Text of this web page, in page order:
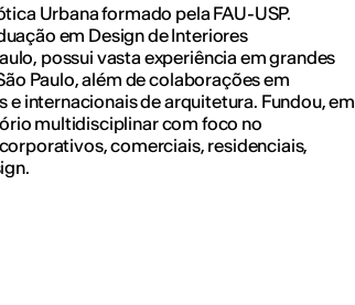
Urbana formado pela FAU-USP.
em Design de Interiores
possui vasta experiência em grandes
Paulo, além de colaborações em
e internacionais de arquitetura. Fundou, em
multidisciplinar com foco no
comerciais, residenciais,